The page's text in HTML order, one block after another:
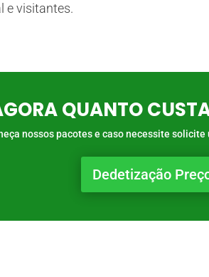
e visitantes.
QUANTO
nossos pacotes e caso necessite
Dedetização